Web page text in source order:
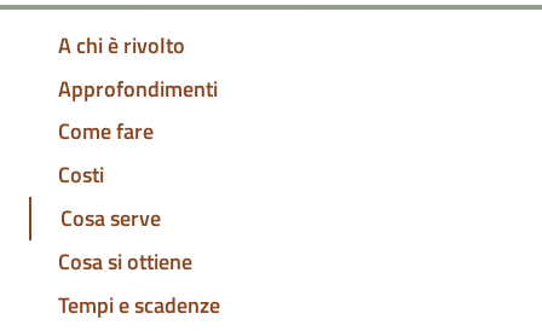
A chi è rivolto
Approfondimenti
Come fare
Costi
Cosa serve
Cosa si ottiene
Tempi e scadenze